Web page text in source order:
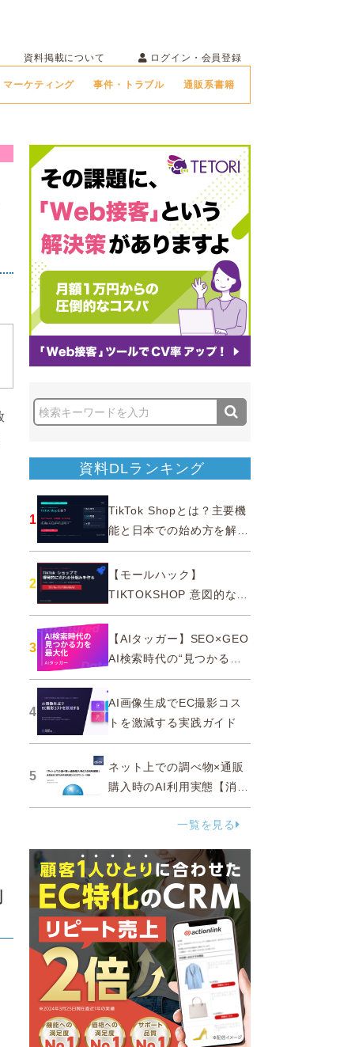
資料掲載について ログイン・会員登録
マーケティング 事件・トラブル 通販系書籍
資料DLランキング
1
TikTok Shopとは？主要機
能と日本での始め方を解説
｜公式認定パートナー
2
【モールハック】
TIKTOKSHOP 意図的なバ
ズを生む法則
3
【AIタッガー】SEO×GEO
AI検索時代の“見つかる
力”を最大化
4
AI画像生成でEC撮影コス
トを激減する実践ガイド
5
ネット上での調べ物×通販
購入時のAI利用実態【消費
者調査 2025】
一覧を見る